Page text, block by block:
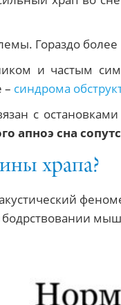
Гораздо
и частым
– синдрома
с
апноэ сна
храпа?
бодрствовании